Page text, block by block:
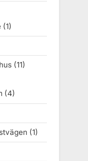
(1)
(11)
(4)
(1)